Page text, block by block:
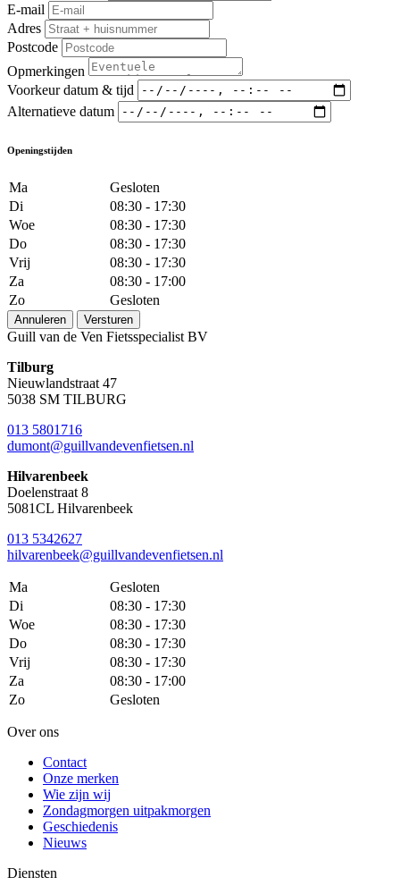
E-mail
Adres
Postcode
Opmerkingen
Voorkeur datum & tijd
Alternatieve datum
Openingstijden
Ma
Gesloten
Di
08:30 - 17:30
Woe
08:30 - 17:30
Do
08:30 - 17:30
Vrij
08:30 - 17:30
Za
08:30 - 17:00
Zo
Gesloten
Annuleren Versturen
Guill van de Ven Fietsspecialist BV
Tilburg
Nieuwlandstraat 47
5038 SM TILBURG
013 5801716
dumont@guillvandevenfietsen.nl
Hilvarenbeek
Doelenstraat 8
5081CL Hilvarenbeek
013 5342627
hilvarenbeek@guillvandevenfietsen.nl
Ma
Gesloten
Di
08:30 - 17:30
Woe
08:30 - 17:30
Do
08:30 - 17:30
Vrij
08:30 - 17:30
Za
08:30 - 17:00
Zo
Gesloten
Over ons
Contact
Onze merken
Wie zijn wij
Zondagmorgen uitpakmorgen
Geschiedenis
Nieuws
Diensten